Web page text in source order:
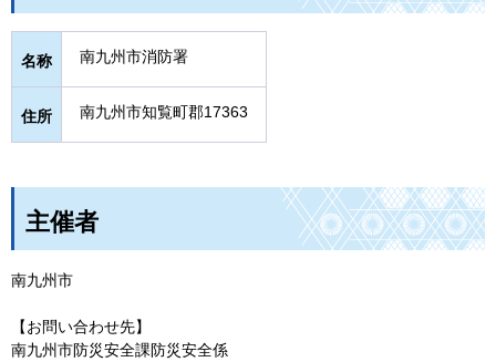
名称 南九州市消防署
住所 南九州市知覧町郡17363
主催者
南九州市
【お問い合わせ先】
南九州市防災安全課防災安全係